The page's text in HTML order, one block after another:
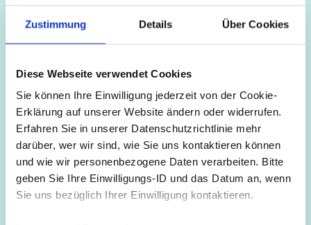
Zustimmung Details Über Cookies
Diese Webseite verwendet Cookies
Sie können Ihre Einwilligung jederzeit von der Cookie-
Erklärung auf unserer Website ändern oder widerrufen.
Erfahren Sie in unserer Datenschutzrichtlinie mehr
darüber, wer wir sind, wie Sie uns kontaktieren können
und wie wir personenbezogene Daten verarbeiten. Bitte
geben Sie Ihre Einwilligungs-ID und das Datum an, wenn
Sie uns bezüglich Ihrer Einwilligung kontaktieren.
wir)/schaffen/[ flexibilität]
Botverlesene Informationen auf dem
Silbertablett
Wir haben einen Traum: Nutzerinnen und Nutzer,
die eine Website ansurfen, bekommen dort genau
die Informationen, nach denen sie suchen. Da User